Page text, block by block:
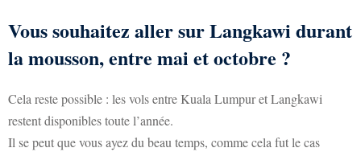
Vous souhaitez aller sur Langkawi durant
la mousson, entre mai et octobre ?
Cela reste possible : les vols entre Kuala Lumpur et Langkawi
restent disponibles toute l’année.
Il se peut que vous ayez du beau temps, comme cela fut le cas